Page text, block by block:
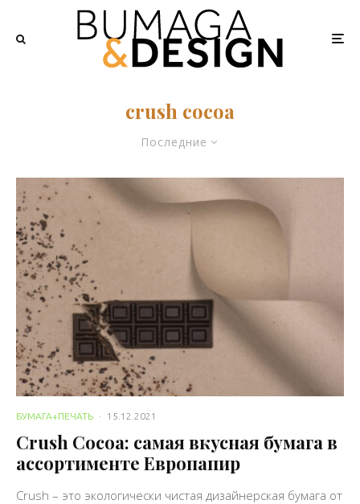
crush cocoa
Последние
БУМАГА+ПЕЧАТЬ · 15.12.2021
Crush Cocoa: самая вкусная бумага в
ассортименте Европапир
Crush – это экологически чистая дизайнерская бумага от